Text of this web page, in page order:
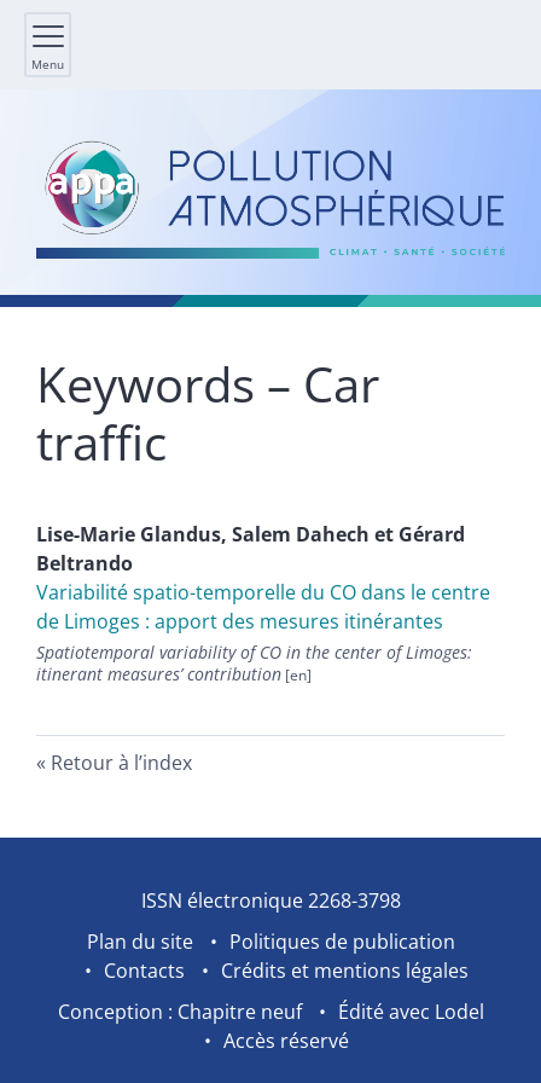
Menu
Keywords – Car
traffic
Lise-Marie Glandus, Salem Dahech et Gérard
Beltrando
Variabilité spatio-temporelle du CO dans le centre
de Limoges : apport des mesures itinérantes
Spatiotemporal variability of CO in the center of Limoges:
itinerant measuresʼ contribution
Retour à l’index
ISSN électronique 2268-3798
Plan du site
Politiques de publication
Contacts
Crédits et mentions légales
Conception : Chapitre neuf
Édité avec Lodel
Accès réservé